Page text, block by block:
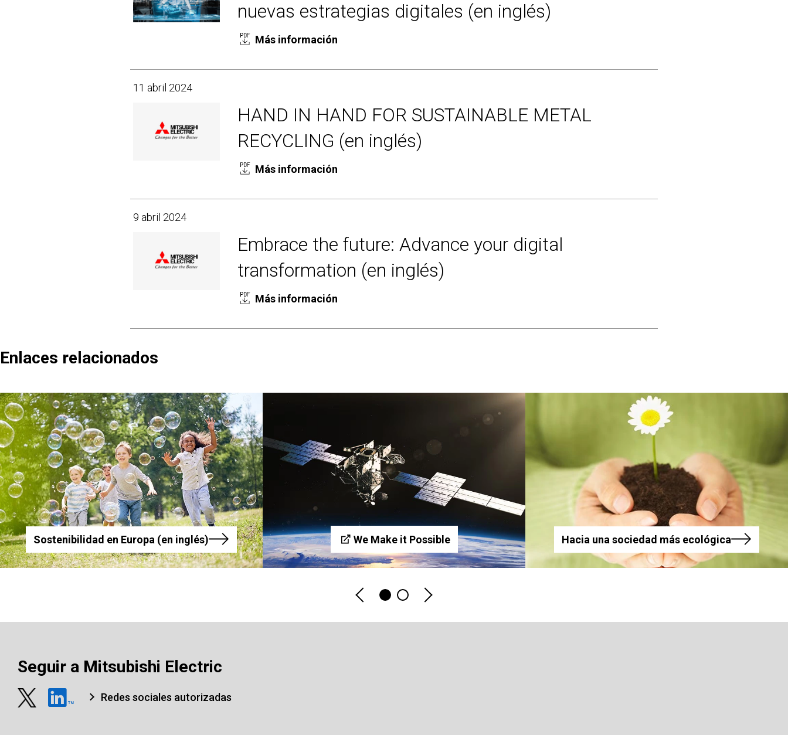
nuevas estrategias digitales (en inglés)
Más información
11 abril 2024
HAND IN HAND FOR SUSTAINABLE METAL
RECYCLING (en inglés)
Más información
9 abril 2024
Embrace the future: Advance your digital
transformation (en inglés)
Más información
Enlaces relacionados
Sostenibilidad en Europa (en inglés) We Make it Possible Hacia una sociedad más ecológica
Seguir a Mitsubishi Electric
Redes sociales autorizadas